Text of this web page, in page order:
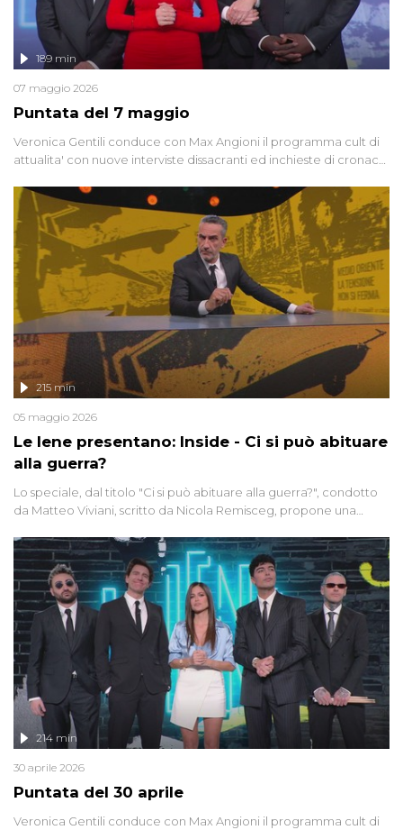
Puntata del 7 maggio
189 min
07 maggio 2026
Veronica Gentili conduce con Max Angioni il programma cult di
attualita' con nuove interviste dissacranti ed inchieste di cronaca
Le Iene presentano: Inside - Ci si può abituare
alla guerra?
215 min
05 maggio 2026
Lo speciale, dal titolo "Ci si può abituare alla guerra?", condotto
da Matteo Viviani, scritto da Nicola Remisceg, propone una
di settore - su quanto la guerra sia diventata una realtà pervasiva.
Anche se l'Italia non è direttamente coinvolta in conflitti armati, il
contesto globale rende impossibile considerarla un fenomeno
lontano.
Puntata del 30 aprile
214 min
30 aprile 2026
Veronica Gentili conduce con Max Angioni il programma cult di